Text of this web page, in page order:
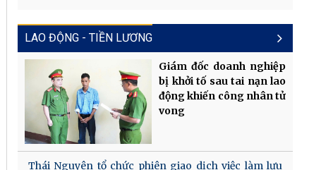
LAO ĐỘNG - TIỀN LƯƠNG
Giám đốc doanh nghiệp
bị khởi tố sau tai nạn lao
động khiến công nhân tử
vong
Thái Nguyên tổ chức phiên giao dịch việc làm lưu